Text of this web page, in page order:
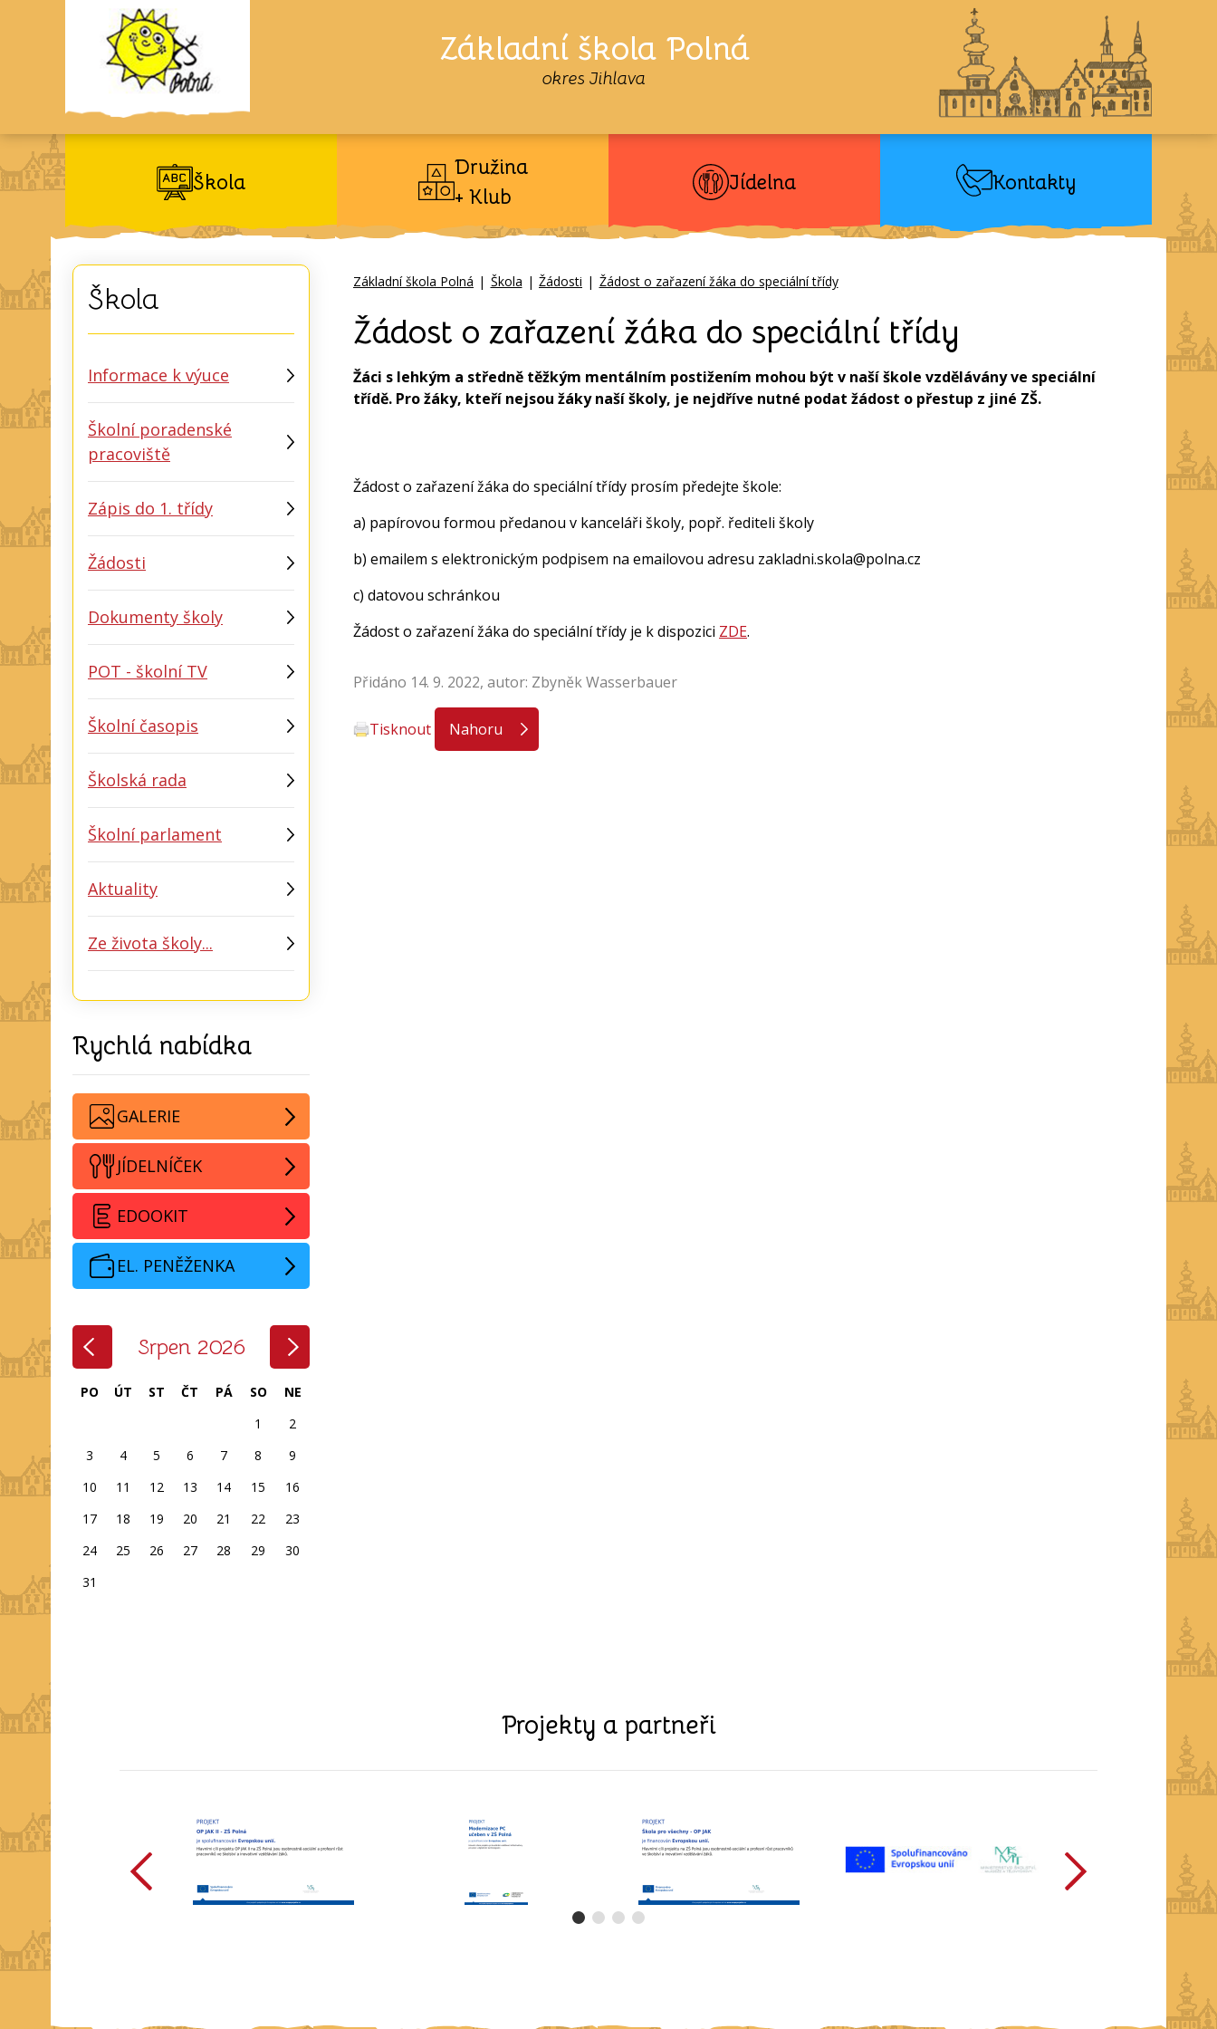
Základní škola Polná
okres Jihlava
Škola
Družina
+ Klub
Jídelna Kontakty
Základní škola Polná | Škola | Žádosti | Žádost o zařazení žáka do speciální třídy
Žádost o zařazení žáka do speciální třídy
Žáci s lehkým a středně těžkým mentálním postižením mohou být v naší škole vzdělávány ve speciální
třídě. Pro žáky, kteří nejsou žáky naší školy, je nejdříve nutné podat žádost o přestup z jiné ZŠ.
Žádost o zařazení žáka do speciální třídy prosím předejte škole:
a) papírovou formou předanou v kanceláři školy, popř. řediteli školy
b) emailem s elektronickým podpisem na emailovou adresu zakladni.skola@polna.cz
c) datovou schránkou
Žádost o zařazení žáka do speciální třídy je k dispozici ZDE.
Přidáno 14. 9. 2022, autor: Zbyněk Wasserbauer
Tisknout Nahoru
Škola
Informace k výuce
Školní poradenské
pracoviště
Zápis do 1. třídy
Žádosti
Dokumenty školy
POT - školní TV
Školní časopis
Školská rada
Školní parlament
Aktuality
Ze života školy...
Rychlá nabídka
GALERIE
JÍDELNÍČEK
EDOOKIT
EL. PENĚŽENKA
Srpen 2026
PO ÚT ST ČT PÁ SO
NE
1
2
3
4 5 6 7 8
9
10
11 12 13 14 15
16
17
18 19 20 21 22
23
24
25 26 27 28 29
30
31
Projekty a partneři
předchozí